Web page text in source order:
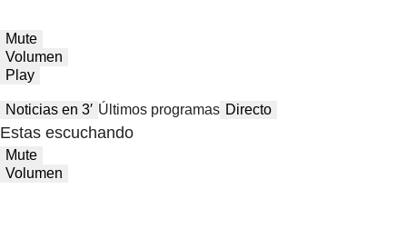
Mute
Volumen
Play
Noticias en 3′ Últimos programas Directo
Estas escuchando
Mute
Volumen